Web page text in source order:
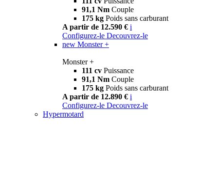
91,1 Nm Couple
175 kg Poids sans carburant
A partir de 12.590 € i
Configurez-le Decouvrez-le
new Monster +
Monster +
111 cv Puissance
91,1 Nm Couple
175 kg Poids sans carburant
A partir de 12.890 € i
Configurez-le Decouvrez-le
Hypermotard